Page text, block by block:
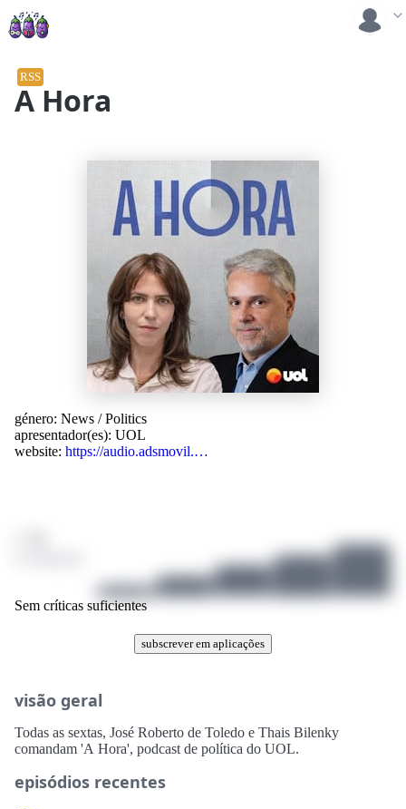
A Hora
RSS
género: News /Politics
apresentador(es): UOL
website: https://audio.adsmovil.…
Sem críticas suficientes
subscrever em aplicações
visão geral
Todas as sextas, José Roberto de Toledo e Thais Bilenky
comandam 'A Hora', podcast de política do UOL.
episódios recentes